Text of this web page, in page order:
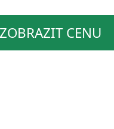
ZOBRAZIT CENU